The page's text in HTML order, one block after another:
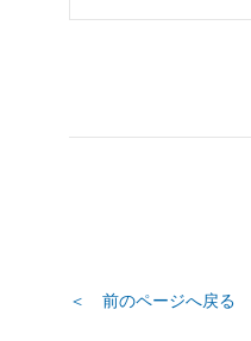
＜ 前のページへ戻る